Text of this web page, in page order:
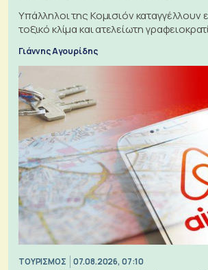
Υπάλληλοι της Κομισιόν
τοξικό κλίμα και ατελείωτη
Γιάννης Αγουρίδης
ΤΟΥΡΙΣΜΟΣ 07.08.2026, 07:10